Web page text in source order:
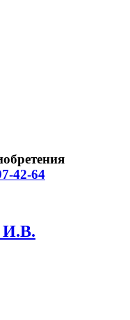
42-64
И.В.